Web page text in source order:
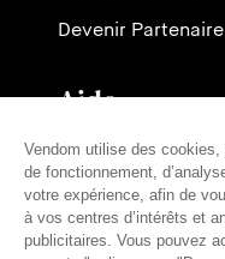
Devenir Partenaire
Aide
Contactez-nous
Nos tarifs
FAQ